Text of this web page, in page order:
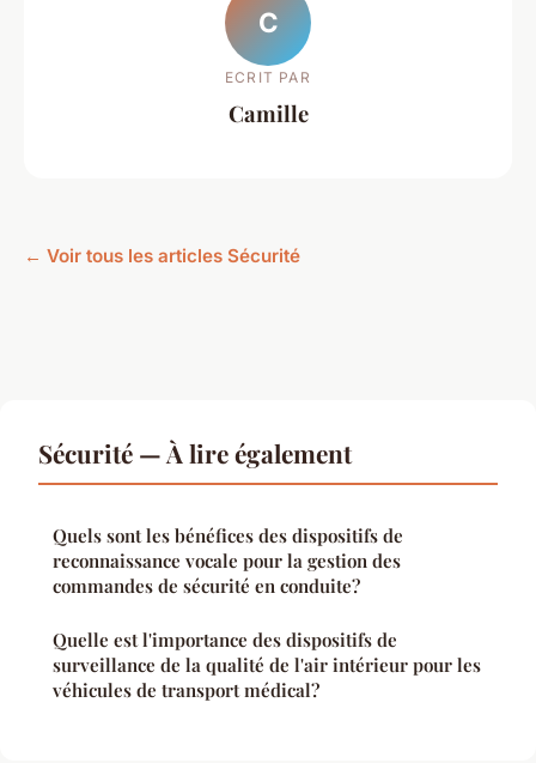
C
ECRIT PAR
Camille
← Voir tous les articles Sécurité
Sécurité — À lire également
Quels sont les bénéfices des dispositifs de
reconnaissance vocale pour la gestion des
commandes de sécurité en conduite?
Quelle est l'importance des dispositifs de
surveillance de la qualité de l'air intérieur pour les
véhicules de transport médical?